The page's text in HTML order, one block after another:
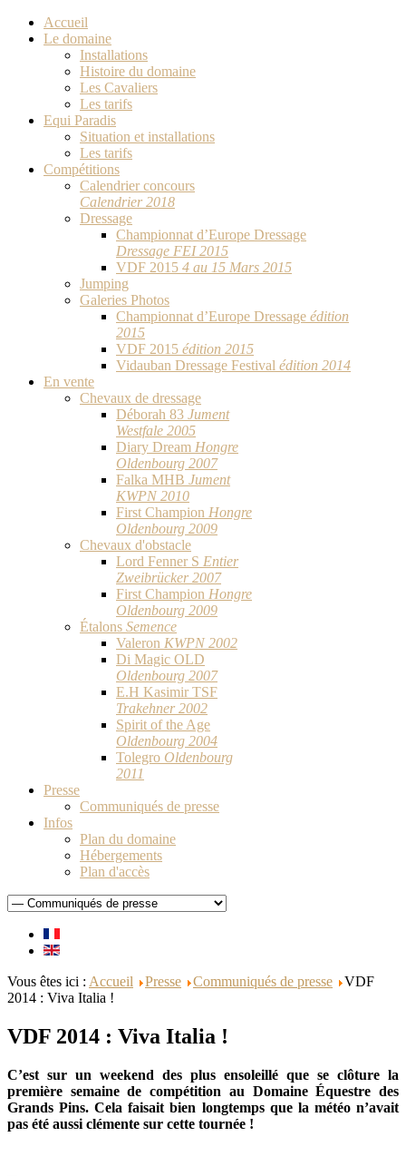
Accueil
Le domaine
Installations
Histoire du domaine
Les Cavaliers
Les tarifs
Equi Paradis
Situation et installations
Les tarifs
Compétitions
Calendrier concours
Calendrier 2018
Dressage
Championnat d’Europe Dressage
Dressage FEI 2015
VDF 2015 4 au 15 Mars 2015
Jumping
Galeries Photos
Championnat d’Europe Dressage édition
2015
VDF 2015 édition 2015
Vidauban Dressage Festival édition 2014
En vente
Chevaux de dressage
Déborah 83 Jument
Westfale 2005
Diary Dream Hongre
Oldenbourg 2007
Falka MHB Jument
KWPN 2010
First Champion Hongre
Oldenbourg 2009
Chevaux d'obstacle
Lord Fenner S Entier
Zweibrücker 2007
First Champion Hongre
Oldenbourg 2009
Étalons Semence
Valeron KWPN 2002
Di Magic OLD
Oldenbourg 2007
E.H Kasimir TSF
Trakehner 2002
Spirit of the Age
Oldenbourg 2004
Tolegro Oldenbourg
2011
Presse
Communiqués de presse
Infos
Plan du domaine
Hébergements
Plan d'accès
Vous êtes ici : Accueil Presse Communiqués de presse
VDF
2014 : Viva Italia !
VDF 2014 : Viva Italia !
C’est sur un weekend des plus ensoleillé que se clôture la
première semaine de compétition au Domaine Équestre des
Grands Pins. Cela faisait bien longtemps que la météo n’avait
pas été aussi clémente sur cette tournée !